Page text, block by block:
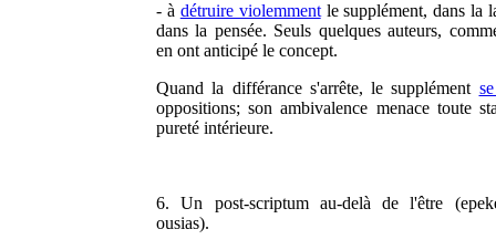
- à détruire violemmentle supplément, dans la
dans la pensée. Seuls quelques auteurs,
en ont anticipé le concept.
Quand la différance s'arrête, le supplément
oppositions; son ambivalence menace toute
pureté intérieure.
6. Un post-scriptum au-delà de l'être
ousias).